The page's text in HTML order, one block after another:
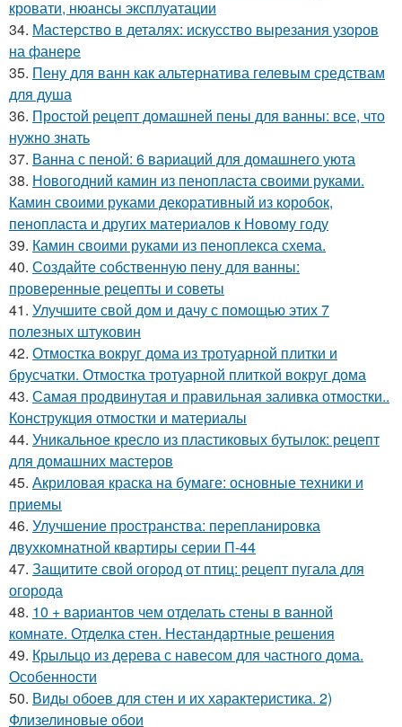
кровати, нюансы эксплуатации
34. Мастерство в деталях: искусство вырезания узоров
на фанере
35. Пену для ванн как альтернатива гелевым средствам
для душа
36. Простой рецепт домашней пены для ванны: все, что
нужно знать
37. Ванна с пеной: 6 вариаций для домашнего уюта
38. Новогодний камин из пенопласта своими руками.
Камин своими руками декоративный из коробок,
пенопласта и других материалов к Новому году
39. Камин своими руками из пеноплекса схема.
40. Создайте собственную пену для ванны:
проверенные рецепты и советы
41. Улучшите свой дом и дачу с помощью этих 7
полезных штуковин
42. Отмостка вокруг дома из тротуарной плитки и
брусчатки. Отмостка тротуарной плиткой вокруг дома
43. Самая продвинутая и правильная заливка отмостки..
Конструкция отмостки и материалы
44. Уникальное кресло из пластиковых бутылок: рецепт
для домашних мастеров
45. Акриловая краска на бумаге: основные техники и
приемы
46. Улучшение пространства: перепланировка
двухкомнатной квартиры серии П-44
47. Защитите свой огород от птиц: рецепт пугала для
огорода
48. 10 + вариантов чем отделать стены в ванной
комнате. Отделка стен. Нестандартные решения
49. Крыльцо из дерева с навесом для частного дома.
Особенности
50. Виды обоев для стен и их характеристика. 2)
Флизелиновые обои